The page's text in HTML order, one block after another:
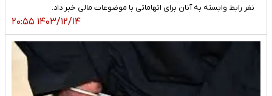
نفر رابط وابسته به آنان برای اتهاماتی با موضوعات مالی خبر داد.
۱۴۰۳/۱۲/۱۴ ۲۰:۵۵